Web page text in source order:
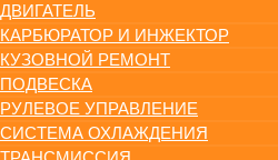
ДВИГАТЕЛЬ
КАРБЮРАТОР И ИНЖЕКТОР
КУЗОВНОЙ РЕМОНТ
ПОДВЕСКА
РУЛЕВОЕ УПРАВЛЕНИЕ
СИСТЕМА ОХЛАЖДЕНИЯ